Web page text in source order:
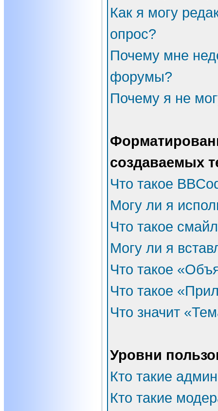
Как я могу
опрос?
Почему мне
форумы?
Почему я не
создаваемых
Что такое
Могу ли я
Что такое
Могу ли я
Что такое
Что такое
Что значит
Уровни
Кто такие
Кто такие